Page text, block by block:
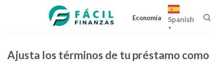
Economía Spanish
▼
Ajusta los términos de tu préstamo como